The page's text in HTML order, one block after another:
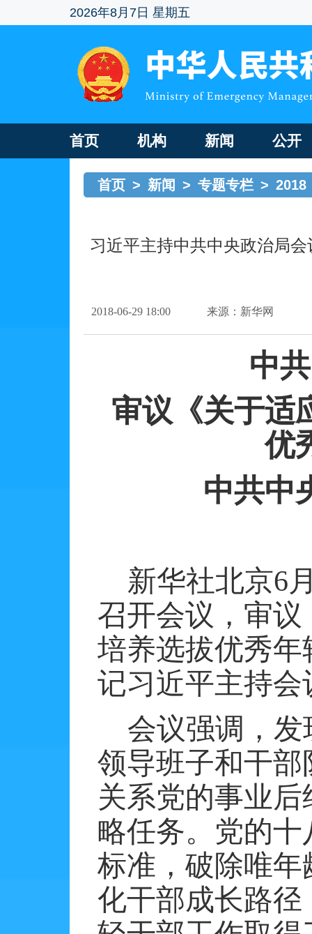
2026年8月7日 星期五
首页 机构 新闻 公开
首页 > 新闻 > 专题专栏 > 2018
习近平主持中共中央政治局
2018-06-29 18:00 来源：新华网
中
审议《关于适
优
中共中
新华社北京6
召开会议，审
培养选拔优秀
记习近平主持会
会议强调，
领导班子和干
关系党的事业
略任务。党的
标准，破除唯
化干部成长路